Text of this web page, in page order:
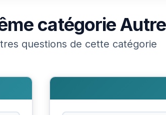
catégorieAutre
questions de cette catégorie